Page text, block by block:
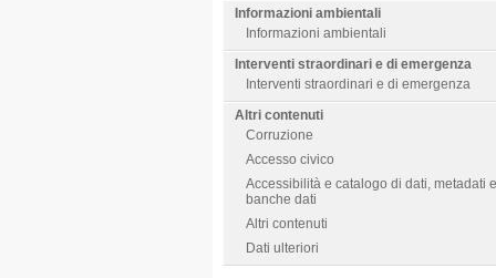
Informazioni ambientali
Informazioni ambientali
Interventi straordinari e di emergenza
Interventi straordinari e di emergenza
Altri contenuti
Corruzione
Accesso civico
Accessibilità e catalogo di dati, metadati e
banche dati
Altri contenuti
Dati ulteriori